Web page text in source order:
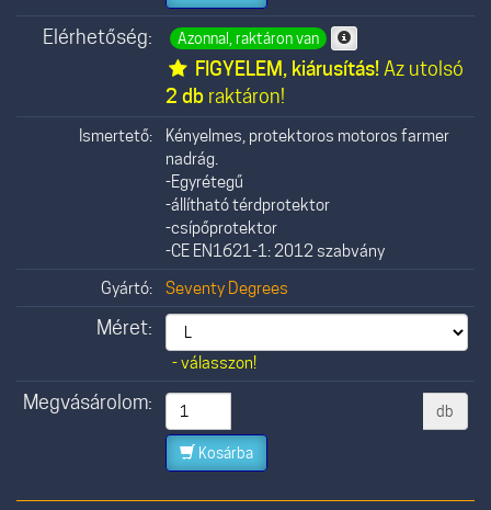
Elérhetőség: Azonnal, raktáron van
FIGYELEM, kiárusítás! Az utolsó
2 db raktáron!
Ismertető:
Kényelmes, protektoros motoros farmer
nadrág.
-Egyrétegű
-állítható térdprotektor
-csípőprotektor
-CE EN1621-1: 2012 szabvány
Gyártó:
Seventy Degrees
Méret:
- válasszon!
Megvásárolom: db
Kosárba